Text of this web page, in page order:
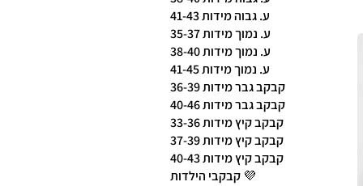
ע. גבוה מידות 41-43
ע. נמוך מידות 35-37
ע. נמוך מידות 38-40
ע. נמוך מידות 41-45
קבקב גבר מידות 36-39
קבקב גבר מידות 40-46
קבקב קיץ מידות 33-36
קבקב קיץ מידות 37-39
קבקב קיץ מידות 40-43
קבקבי הילדות 💜